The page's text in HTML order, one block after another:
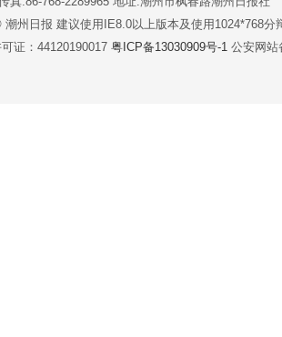
潮州日报 建议使用IE8.0以上版本及使用1024*768分
证：44120190017 粤ICP备13030909号-1 公安网站